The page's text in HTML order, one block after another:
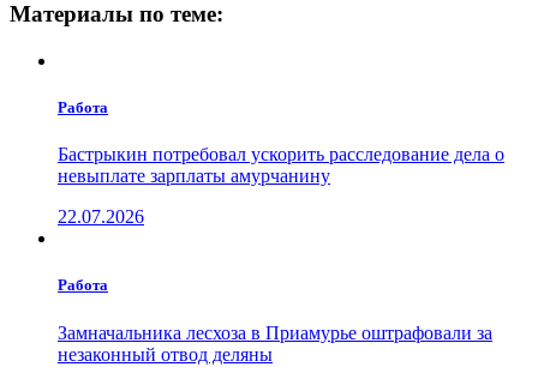
Материалы по теме:
Работа
Бастрыкин потребовал ускорить расследование дела о
невыплате зарплаты амурчанину
22.07.2026
Работа
Замначальника лесхоза в Приамурье оштрафовали за
незаконный отвод деляны